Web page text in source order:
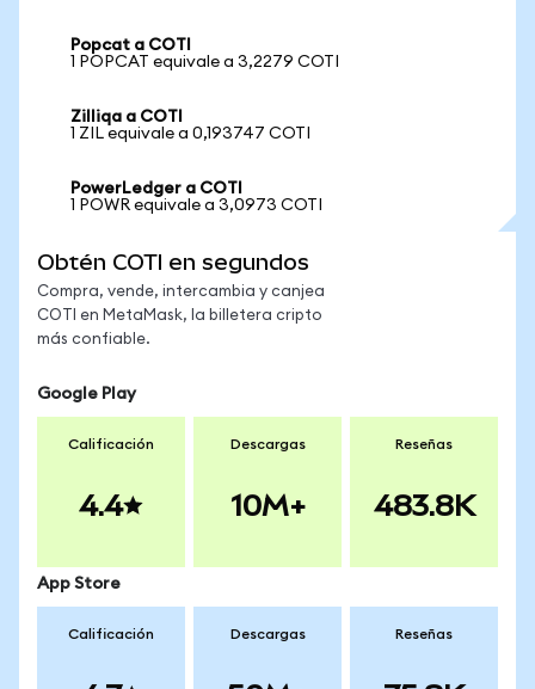
Popcat a COTI
1 POPCAT equivale a 3,2279 COTI
Zilliqa a COTI
1 ZIL equivale a 0,193747 COTI
PowerLedger a COTI
1 POWR equivale a 3,0973 COTI
Obtén COTI en segundos
Compra, vende, intercambia y canjea
COTI en MetaMask, la billetera cripto
más confiable.
Google Play
Calificación
4.4
Descargas
10M+
Reseñas
483.8K
App Store
Calificación Descargas Reseñas